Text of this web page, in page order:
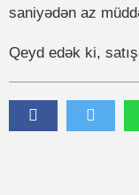
saniyədən az
Qeyd edək ki,